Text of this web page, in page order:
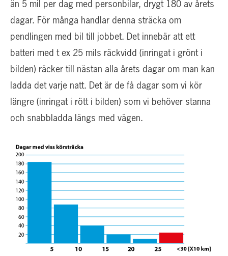
än 5 mil per dag med personbilar, drygt 180 av årets
dagar. För många handlar denna sträcka om
pendlingen med bil till jobbet. Det innebär att ett
batteri med t ex 25 mils räckvidd (inringat i grönt i
bilden) räcker till nästan alla årets dagar om man kan
ladda det varje natt. Det är de få dagar som vi kör
längre (inringat i rött i bilden) som vi behöver stanna
och snabbladda längs med vägen.